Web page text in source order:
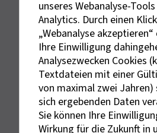
Externe Links sind mit dem
unseres Webanalyse-
Analytics. Durch einen
„Webanalyse
Ihre Einwilligung
Analysezwecken Cookies
Textdateien mit einer
von maximal zwei
sich ergebenden Daten
Sie können Ihre
Wirkung für die Zukunft in